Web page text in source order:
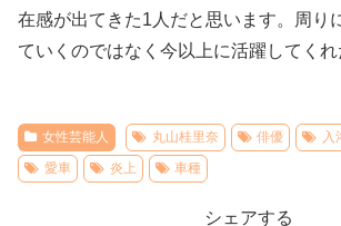
在感が出てきた1人だと思います。周り
ていくのではなく今以上に活躍してくれ
女性芸能人 丸山桂里奈 俳優 入
愛車
炎上 車種
シェアする